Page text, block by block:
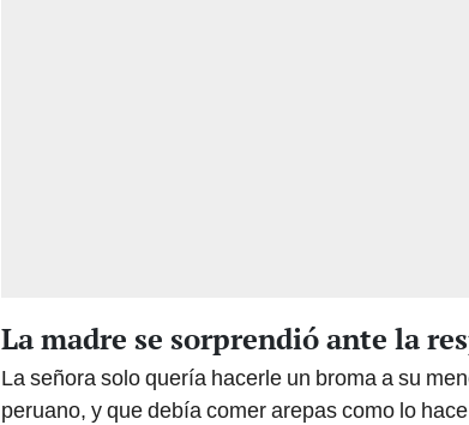
La madre se sorprendió ante la
La señora solo quería hacerle un broma a su
peruano, y que debía comer arepas como lo